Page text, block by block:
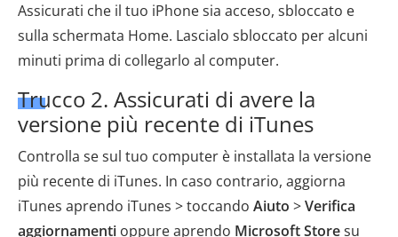
Assicurati che il tuo iPhone sia acceso, sbloccato e
sulla schermata Home. Lascialo sbloccato per alcuni
minuti prima di collegarlo al computer.
Trucco 2. Assicurati di avere la
versione più recente di iTunes
Controlla se sul tuo computer è installata la versione
più recente di iTunes. In caso contrario, aggiorna
iTunes aprendo iTunes > toccando Aiuto >Verifica
aggiornamenti oppure aprendo Microsoft Storesu